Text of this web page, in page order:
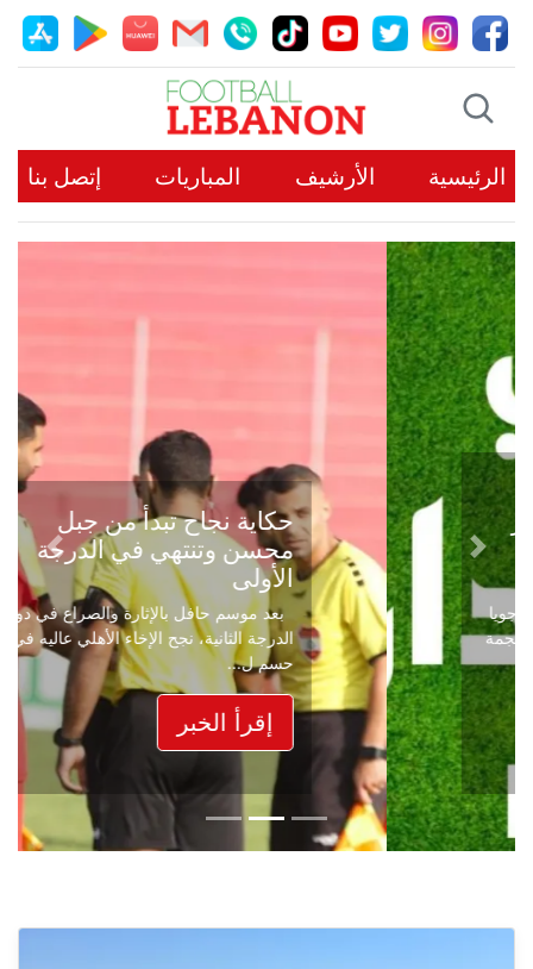
الرئيسية الأرشيف المباريات إتصل بنا
حكاية نجاح تبدأ من جبل
محسن وتنتهي في الدرجة
الأولى
بعد موسم حافل بالإثارة والصراع في دوري
الدرجة الثانية، نجح الإخاء الأهلي عاليه في
حسم ل...
إقرأ الخبر
Previous
Next